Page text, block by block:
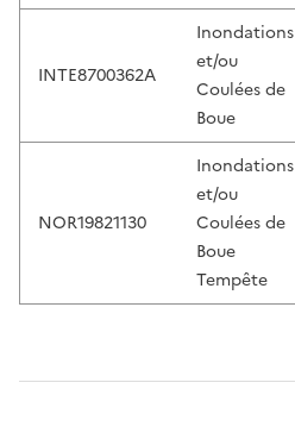
INTE8700362A
Inondations
et/ou
Coulées de
Boue
NOR19821130
Inondations
et/ou
Coulées de
Boue
Tempête